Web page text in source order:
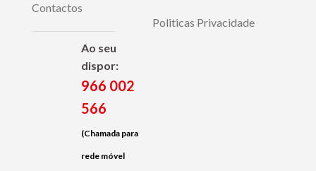
Contactos
Ao seu
dispor:
966 002
566
(Chamada para
rede móvel
Politicas Privacidade